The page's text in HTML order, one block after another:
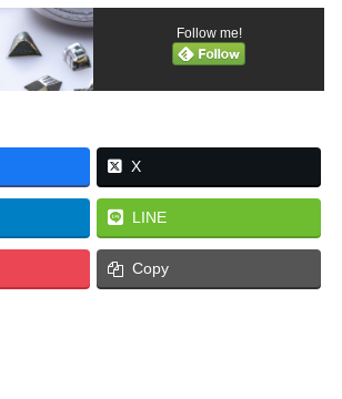
Follow me!
X
LINE
Copy